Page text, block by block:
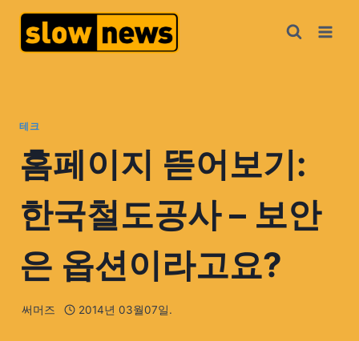
테크
홈페이지 뜯어보기:
한국철도공사 – 보안
은 옵션이라고요?
써머즈 2014년 03월07일.